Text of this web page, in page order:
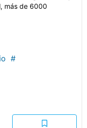
más de 6000
#